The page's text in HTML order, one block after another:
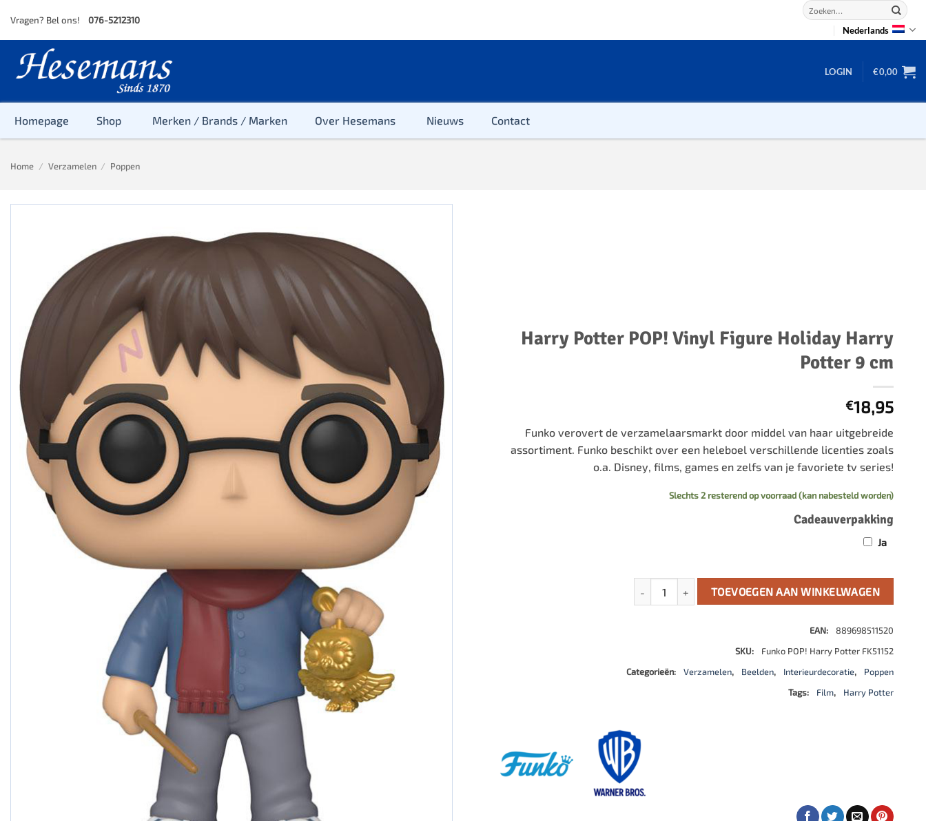
content
Vragen? Bel ons! 076-5212310
Zoeken
naar:
Nederlands
LOGIN €0,00
Homepage Shop
Kleuter
Baby, Peuter & Kleuter
Peuter & Kleuter
500 stukjes XL
2000 stukjes
Schaken
schaakbord
schaakset
schaakstukken
Merken / Brands / Marken Over Hesemans Nieuws Contact
Home / Verzamelen / Poppen
Harry Potter POP! Vinyl Figure Holiday Harry
Potter 9 cm
€18,95
Funko verovert de verzamelaarsmarkt door middel van haar uitgebreide
assortiment. Funko beschikt over een heleboel verschillende licenties zoals
o.a. Disney, films, games en zelfs van je favoriete tv series!
Slechts 2 resterend op voorraad (kan nabesteld worden)
Cadeauverpakking
Ja
Harry Potter POP! Vinyl Figure Holiday Harry Potter 9 cm aantal
TOEVOEGEN AAN WINKELWAGEN
EAN:
889698511520
SKU:
Funko POP! Harry Potter FK51152
Categorieën:
Verzamelen, Beelden, Interieurdecoratie,
Poppen
Tags:
Film, Harry Potter